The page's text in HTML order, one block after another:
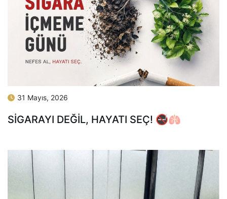
31 Mayıs, 2026
SİGARAYI DEĞİL, HAYATI SEÇ! 🚭🫁